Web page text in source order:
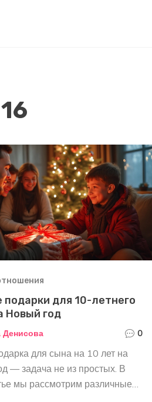
для 10-летнего
Новый год
Денисова 0
для сына на 10 лет на
— задача не из простых. В
мы рассмотрим различные